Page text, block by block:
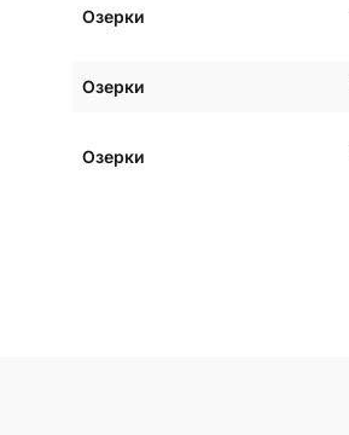
Озерки
Озерки
Озерки